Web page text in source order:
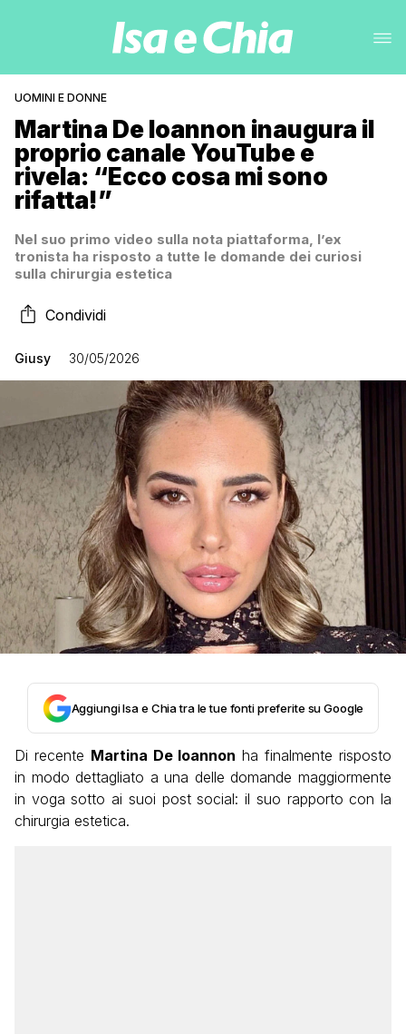
UOMINI E DONNE
Martina De Ioannon inaugura il
proprio canale YouTube e
rivela: “Ecco cosa mi sono
rifatta!”
Nel suo primo video sulla nota piattaforma, l’ex
tronista ha risposto a tutte le domande dei curiosi
sulla chirurgia estetica
Condividi
Giusy 30/05/2026
Aggiungi Isa e Chia tra le tue fonti preferite su Google
Di recente Martina De Ioannon ha finalmente risposto
in modo dettagliato a una delle domande maggiormente
in voga sotto ai suoi post social: il suo rapporto con la
chirurgia estetica.